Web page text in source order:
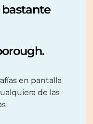
en pantalla
de las